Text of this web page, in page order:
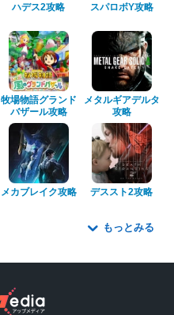
ハデス2攻略 スパロボY攻略
牧場物語グランド
バザール攻略
メタルギアデルタ
攻略
メカブレイク攻略 デススト2攻略
もっとみる